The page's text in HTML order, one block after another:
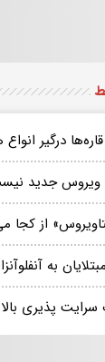
درگیر
ویروس جدید
از کجا
به آنفلوآنزا در ۸ استان بالاتر از حد هشدار
پذیری